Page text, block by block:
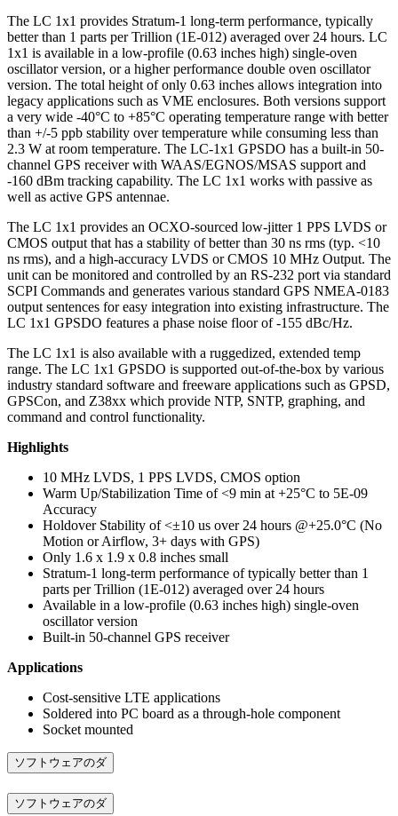
The LC 1x1 provides Stratum-1 long-term performance, typically
better than 1 parts per Trillion (1E-012) averaged over 24 hours. LC
1x1 is available in a low-profile (0.63 inches high) single-oven
oscillator version, or a higher performance double oven oscillator
version. The total height of only 0.63 inches allows integration into
legacy applications such as VME enclosures. Both versions support
a very wide -40°C to +85°C operating temperature range with better
than +/-5 ppb stability over temperature while consuming less than
2.3 W at room temperature. The LC-1x1 GPSDO has a built-in 50-
channel GPS receiver with WAAS/EGNOS/MSAS support and
-160 dBm tracking capability. The LC 1x1 works with passive as
well as active GPS antennae.
The LC 1x1 provides an OCXO-sourced low-jitter 1 PPS LVDS or
CMOS output that has a stability of better than 30 ns rms (typ. <10
ns rms), and a high-accuracy LVDS or CMOS 10 MHz Output. The
unit can be monitored and controlled by an RS-232 port via standard
SCPI Commands and generates various standard GPS NMEA-0183
output sentences for easy integration into existing infrastructure. The
LC 1x1 GPSDO features a phase noise floor of -155 dBc/Hz.
The LC 1x1 is also available with a ruggedized, extended temp
range. The LC 1x1 GPSDO is supported out-of-the-box by various
industry standard software and freeware applications such as GPSD,
GPSCon, and Z38xx which provide NTP, SNTP, graphing, and
command and control functionality.
Highlights
10 MHz LVDS, 1 PPS LVDS, CMOS option
Warm Up/Stabilization Time of <9 min at +25°C to 5E-09
Accuracy
Holdover Stability of <±10 us over 24 hours @+25.0°C (No
Motion or Airflow, 3+ days with GPS)
Only 1.6 x 1.9 x 0.8 inches small
Stratum-1 long-term performance of typically better than 1
parts per Trillion (1E-012) averaged over 24 hours
Available in a low-profile (0.63 inches high) single-oven
oscillator version
Built-in 50-channel GPS receiver
Applications
Cost-sensitive LTE applications
Soldered into PC board as a through-hole component
Socket mounted
ソフトウェアのダ
ソフトウェアのダ